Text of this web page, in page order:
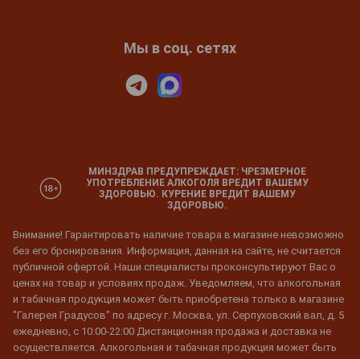
Мы в соц. сетях
МИНЗДРАВ ПРЕДУПРЕЖДАЕТ: ЧРЕЗМЕРНОЕ
УПОТРЕБЛЕНИЕ АЛКОГОЛЯ ВРЕДИТ ВАШЕМУ
ЗДОРОВЬЮ. КУРЕНИЕ ВРЕДИТ ВАШЕМУ
ЗДОРОВЬЮ.
Внимание! Гарантировать наличие товара в магазине невозможно
без его бронирования. Информация, данная на сайте, не считается
публичной офертой. Наши специалисты проконсультируют Вас о
ценах на товар и условиях продаж. Уведомляем, что алкогольная
и табачная продукция может быть приобретена только в магазине
"Галерея Градусов" по адресу г. Москва, ул. Серпуховский вал, д. 5
ежедневно, с 10:00-22:00 Дистанционная продажа и доставка не
осуществляется. Алкогольная и табачная продукция может быть